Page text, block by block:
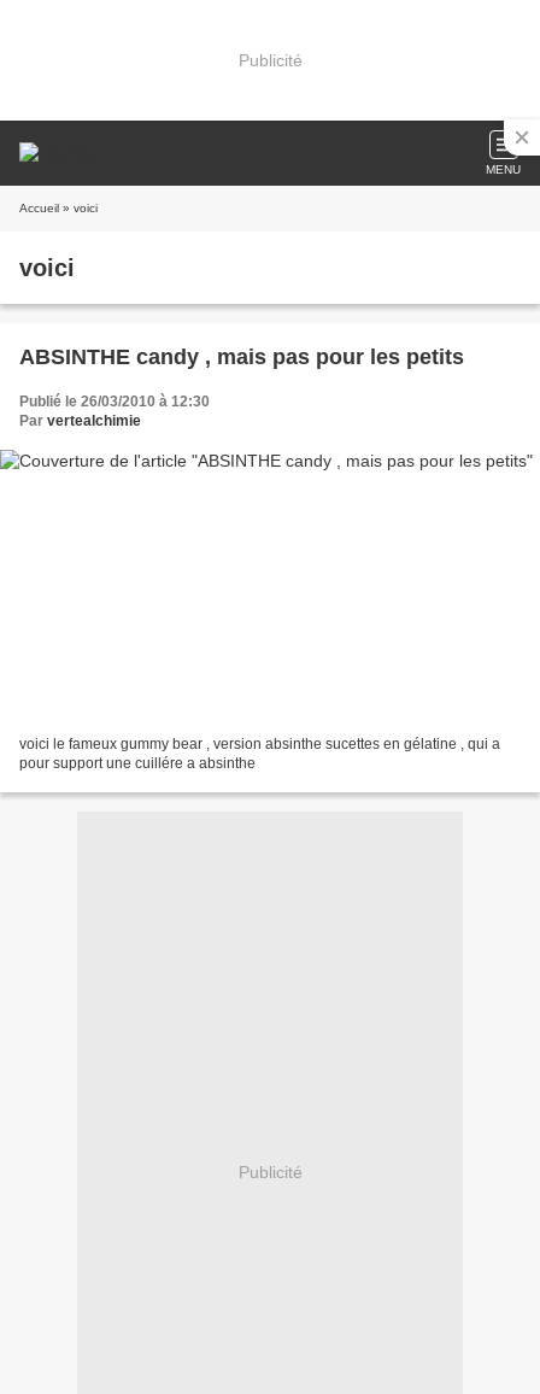
Publicité
MENU
Accueil » voici
voici
ABSINTHE candy , mais pas pour les petits
Publié le 26/03/2010 à 12:30
Par vertealchimie
voici le fameux gummy bear , version absinthe sucettes en gélatine , qui a
pour support une cuillére a absinthe
Publicité